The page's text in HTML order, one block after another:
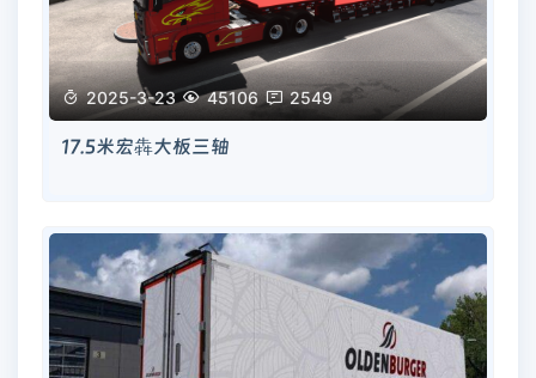
 2025-3-23  45106  2549
17.5米宏犇大板三轴